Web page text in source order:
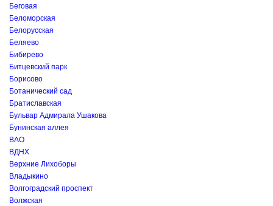
Беговая
Беломорская
Белорусская
Беляево
Бибирево
Битцевский парк
Борисово
Ботанический сад
Братиславская
Бульвар Адмирала Ушакова
Бунинская аллея
ВАО
ВДНХ
Верхние Лихоборы
Владыкино
Волгоградский проспект
Волжская